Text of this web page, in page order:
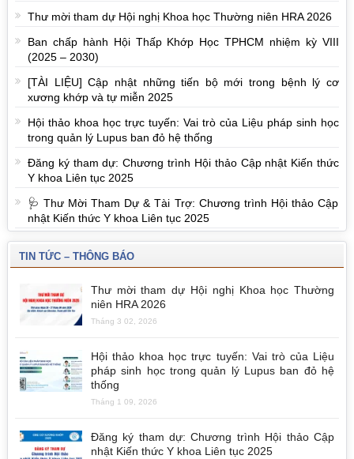
Thư mời tham dự Hội nghị Khoa học Thường niên HRA 2026
Ban chấp hành Hội Thấp Khớp Học TPHCM nhiệm kỳ VIII
(2025 – 2030)
[TÀI LIỆU] Cập nhật những tiến bộ mới trong bệnh lý cơ
xương khớp và tự miễn 2025
Hội thảo khoa học trực tuyến: Vai trò của Liệu pháp sinh học
trong quản lý Lupus ban đỏ hệ thống
Đăng ký tham dự: Chương trình Hội thảo Cập nhật Kiến thức
Y khoa Liên tục 2025
🩺 Thư Mời Tham Dự & Tài Trợ: Chương trình Hội thảo Cập
nhật Kiến thức Y khoa Liên tục 2025
TIN TỨC – THÔNG BÁO
Thư mời tham dự Hội nghị Khoa học Thường
niên HRA 2026
Tháng 3 02, 2026
Hội thảo khoa học trực tuyến: Vai trò của Liệu
pháp sinh học trong quản lý Lupus ban đỏ hệ
thống
Tháng 1 09, 2026
Đăng ký tham dự: Chương trình Hội thảo Cập
nhật Kiến thức Y khoa Liên tục 2025